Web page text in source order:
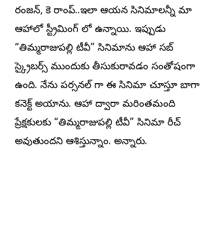
రంజన్, కె ర్యాంప్..ఇలా ఆయన సినిమాలన్నీ మా
ఆహాలో స్ట్రీమింగ్ లో ఉన్నాయి. ఇప్పుడు
“తిమ్మరాజుపల్లి టీవీ” సినిమాను ఆహా సబ్
స్క్రైబర్స్ ముందుకు తీసుకురావడం సంతోషంగా
ఉంది. నేను పర్సనల్ గా ఈ సినిమా చూస్తూ బాగా
కనెక్ట్ అయ్యాను. ఆహా ద్వారా మరింతమంది
ప్రేక్షకులకు “తిమ్మరాజుపల్లి టీవీ” సినిమా రీచ్
అవుతుందని ఆశిస్తున్నాం. అన్నారు.